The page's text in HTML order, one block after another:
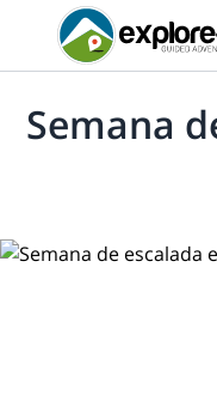
Semana